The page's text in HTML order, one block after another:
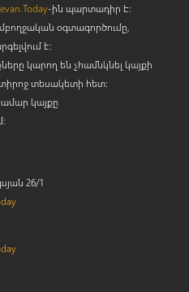
-ին պարտադիր է:
օգտագործումը,
է:
կարող են չհամնկնել կայքի
տեսակետի հետ:
կայքը
26/1